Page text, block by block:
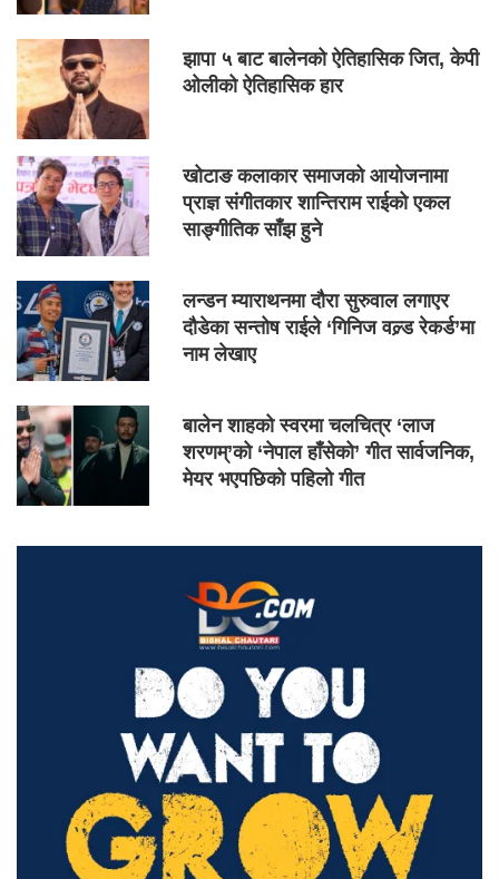
झापा ५ बाट बालेनको ऐतिहासिक जित, केपी
ओलीको ऐतिहासिक हार
खोटाङ कलाकार समाजको आयोजनामा
प्राज्ञ संगीतकार शान्तिराम राईको एकल
साङ्गीतिक साँझ हुने
लन्डन म्याराथनमा दौरा सुरुवाल लगाएर
दौडेका सन्तोष राईले ‘गिनिज वल्र्ड रेकर्ड’मा
नाम लेखाए
बालेन शाहको स्वरमा चलचित्र ‘लाज
शरणम्’को ‘नेपाल हाँसेको’ गीत सार्वजनिक,
मेयर भएपछिको पहिलो गीत